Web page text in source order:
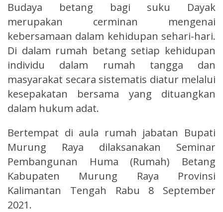
Budaya betang bagi suku Dayak
merupakan cerminan mengenai
kebersamaan dalam kehidupan sehari-hari.
Di dalam rumah betang setiap kehidupan
individu dalam rumah tangga dan
masyarakat secara sistematis diatur melalui
kesepakatan bersama yang dituangkan
dalam hukum adat.
Bertempat di aula rumah jabatan Bupati
Murung Raya dilaksanakan Seminar
Pembangunan Huma (Rumah) Betang
Kabupaten Murung Raya Provinsi
Kalimantan Tengah Rabu 8 September
2021.